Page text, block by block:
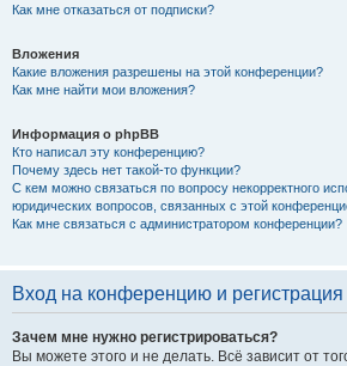
Как мне отказаться от подписки?
Вложения
Какие вложения разрешены на этой конференции?
Как мне найти мои вложения?
Информация о phpBB
Кто написал эту конференцию?
Почему здесь нет такой-то функции?
С кем можно связаться по вопросу некорректного
юридических вопросов, связанных с этой
Как мне связаться с администратором конференции?
Вход на конференцию и регистрация
Зачем мне нужно регистрироваться?
Вы можете этого и не делать. Всё зависит от